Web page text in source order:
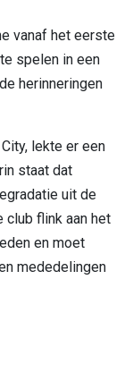
vanaf het eerste
spelen in een
herinneringen
lekte er een
staat dat
uit de
club flink aan het
en moet
mededelingen